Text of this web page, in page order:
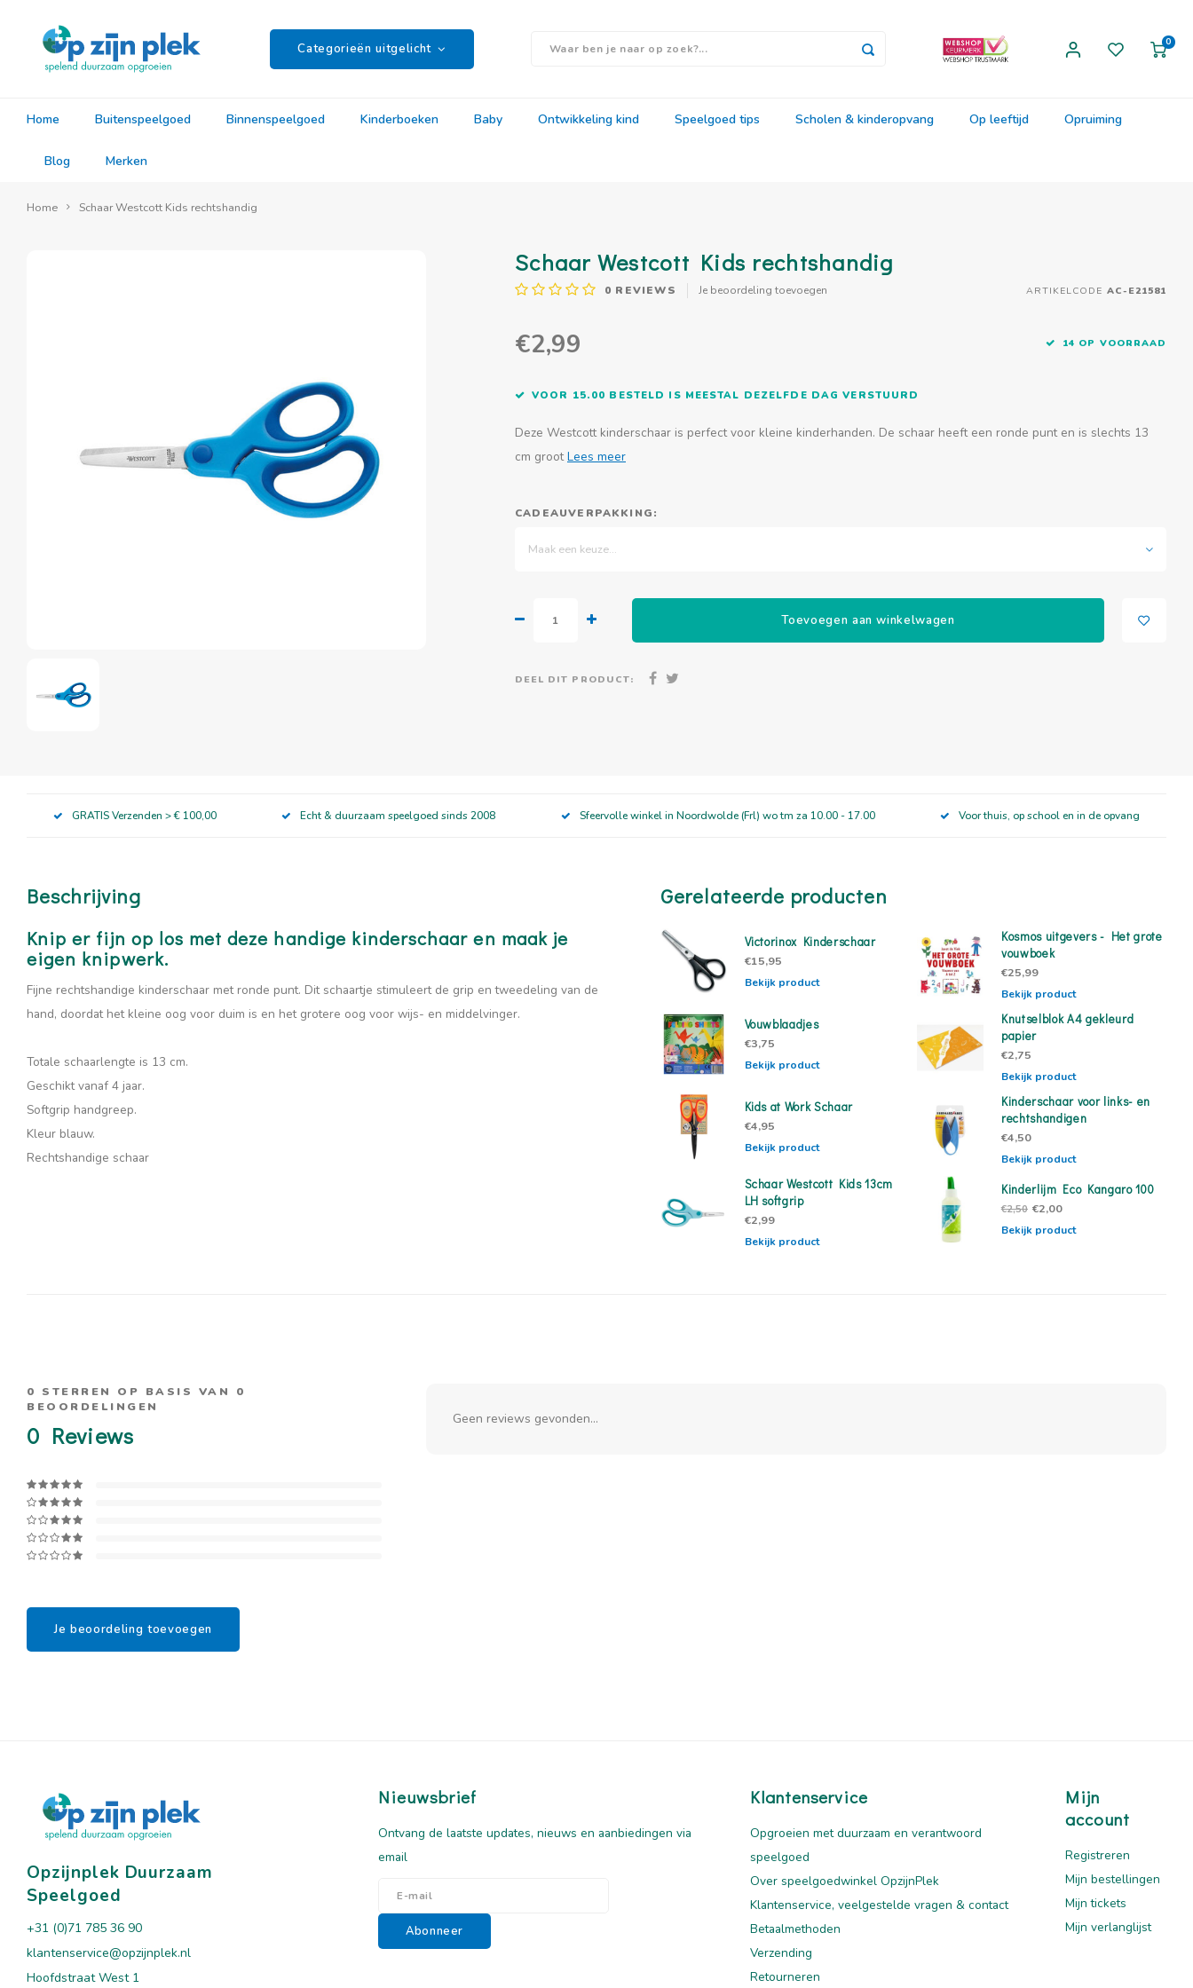
Categorieën uitgelicht 0
Home Buitenspeelgoed Binnenspeelgoed Kinderboeken Baby Ontwikkeling kind Speelgoed tips Scholen & kinderopvang Op leeftijd Opruiming
Blog Merken
Home Schaar Westcott Kids rechtshandig
Schaar Westcott Kids rechtshandig
0 REVIEWS Je beoordeling toevoegen ARTIKELCODE AC-E21581
€2,99 14 OP VOORRAAD
VOOR 15.00 BESTELD IS MEESTAL DEZELFDE DAG VERSTUURD
Deze Westcott kinderschaar is perfect voor kleine kinderhanden. De schaar heeft een ronde punt en is slechts 13
cm grootLees meer
CADEAUVERPAKKING:
Maak een keuze...
Toevoegen aan winkelwagen
DEEL DIT PRODUCT:
GRATIS Verzenden > € 100,00 Echt & duurzaam speelgoed sinds 2008 Sfeervolle winkel in Noordwolde (Frl) wo tm za 10.00 - 17.00 Voor thuis, op school en in de opvang
Beschrijving
Knip er fijn op los met deze handige kinderschaar en maak je
eigen knipwerk.
Fijne rechtshandige kinderschaar met ronde punt. Dit schaartje stimuleert de grip en tweedeling van de
hand, doordat het kleine oog voor duim is en het grotere oog voor wijs- en middelvinger.
Totale schaarlengte is 13 cm.
Geschikt vanaf 4 jaar.
Softgrip handgreep.
Kleur blauw.
Rechtshandige schaar
Gerelateerde producten
Victorinox Kinderschaar
€15,95
Bekijk product
Kosmos uitgevers - Het grote
vouwboek
€25,99
Bekijk product
Vouwblaadjes
€3,75
Bekijk product
Knutselblok A4 gekleurd
papier
€2,75
Bekijk product
Kids at Work Schaar
€4,95
Bekijk product
Kinderschaar voor links- en
rechtshandigen
€4,50
Bekijk product
Schaar Westcott Kids 13cm
LH softgrip
€2,99
Bekijk product
Kinderlijm Eco Kangaro 100
€2,50 €2,00
Bekijk product
0 STERREN OP BASIS VAN 0
BEOORDELINGEN
0 Reviews
Je beoordeling toevoegen
Geen reviews gevonden...
Opzijnplek Duurzaam
Speelgoed
+31 (0)71 785 36 90
klantenservice@opzijnplek.nl
Hoofdstraat West 1
Nieuwsbrief
Ontvang de laatste updates, nieuws en aanbiedingen via
email
Abonneer
Klantenservice
Opgroeien met duurzaam en verantwoord
speelgoed
Over speelgoedwinkel OpzijnPlek
Klantenservice, veelgestelde vragen & contact
Betaalmethoden
Verzending
Retourneren
Mijn
account
Registreren
Mijn bestellingen
Mijn tickets
Mijn verlanglijst